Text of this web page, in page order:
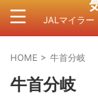
JALマイラー
HOME > 牛首分岐
牛首分岐